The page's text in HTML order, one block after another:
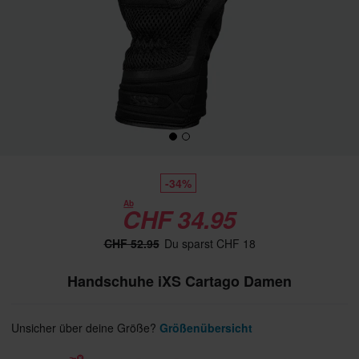
-34%
Ab
CHF 34.95
CHF 52.95 Du sparst CHF 18
Handschuhe iXS Cartago Damen
Unsicher über deine Größe? Größenübersicht